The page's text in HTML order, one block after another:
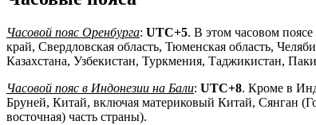
Часовой пояс Оренбурга: UTC+5. В этом часовом
край, Свердловская область, Тюменская область,
Казахстана, Узбекистан, Туркмения, Таджикистан,
Часовой пояс в Индонезии на Бали: UTC+8. Кроме в
Бруней, Китай, включая материковый Китай, Сянган
восточная) часть страны).